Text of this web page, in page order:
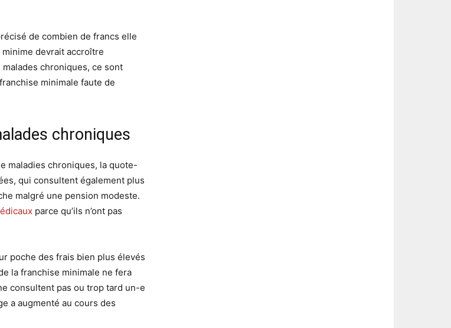
de combien de francs elle
devrait accroître
chroniques, ce sont
minimale faute de
chroniques
maladies chroniques, la quote-
qui consultent également plus
malgré une pension modeste.
parce qu’ils n’ont pas
poche des frais bien plus élevés
la franchise minimale ne fera
consultent pas ou trop tard un-e
a augmenté au cours des